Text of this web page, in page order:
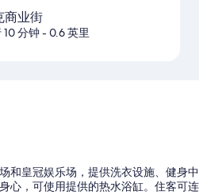
商业街
10 分钟- 0.6 英里
和皇冠娱乐场，提供洗衣设施、健身中
心，可使用提供的热水浴缸。住客可连